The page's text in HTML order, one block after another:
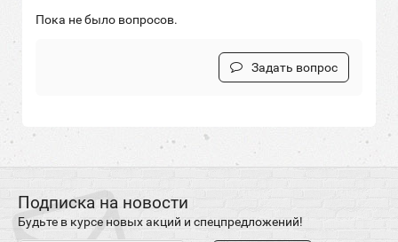
Пока не было вопросов.
Задать вопрос
Подписка на новости
Будьте в курсе новых акций и спецпредложений!